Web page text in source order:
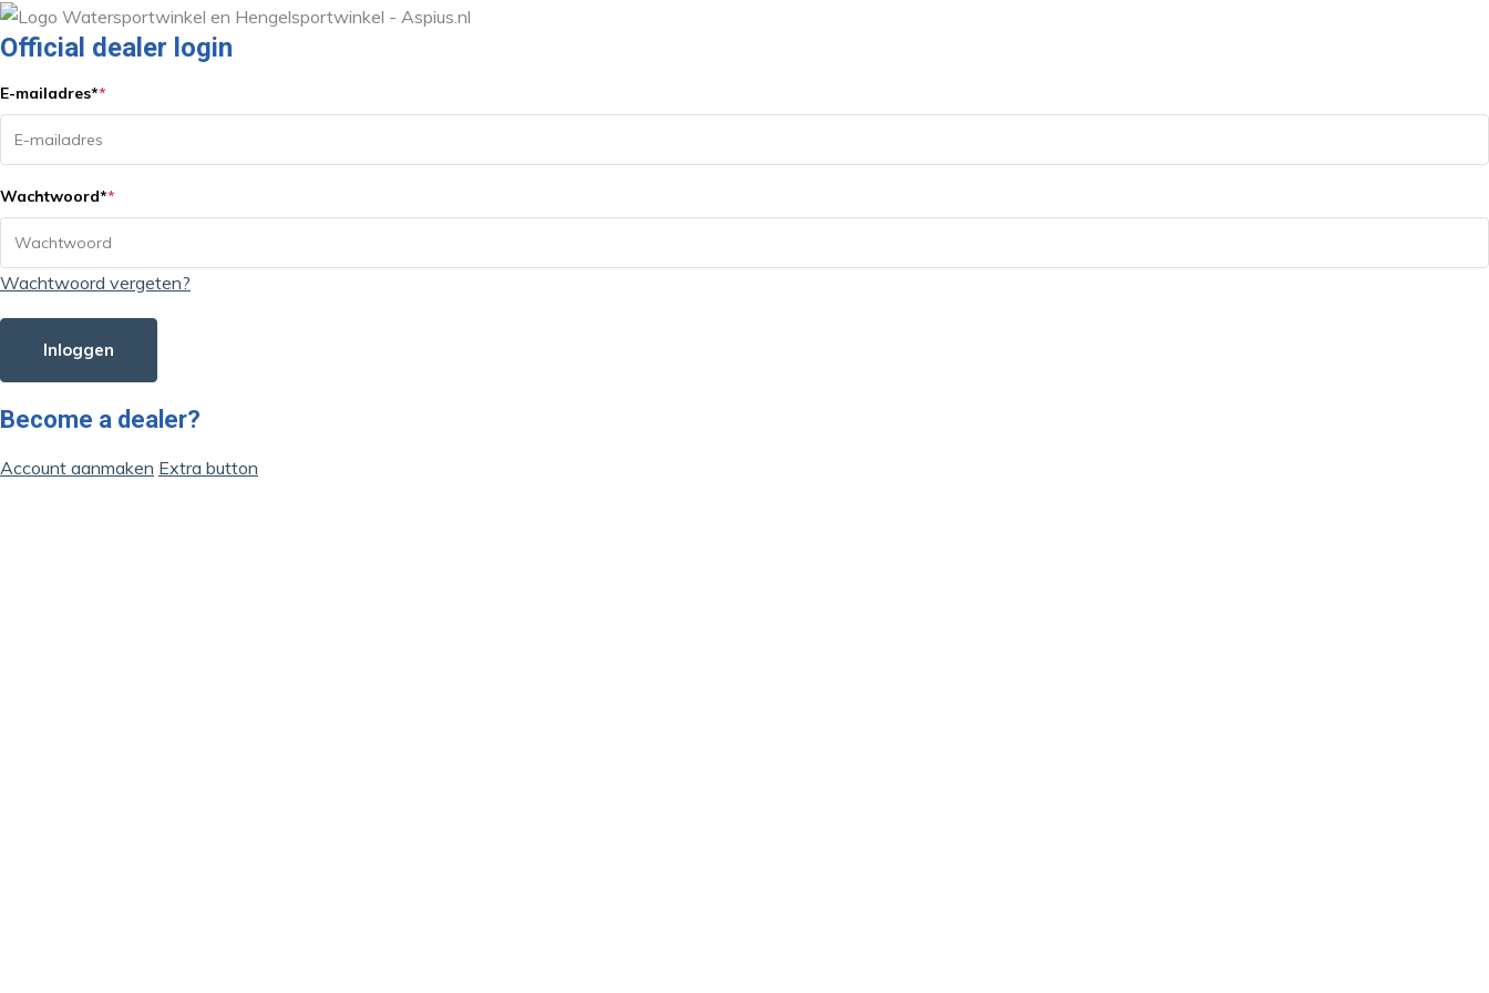
Official dealer login
E-mailadres**
Wachtwoord**
Wachtwoord vergeten?
Inloggen
Become a dealer?
Account aanmaken Extra button